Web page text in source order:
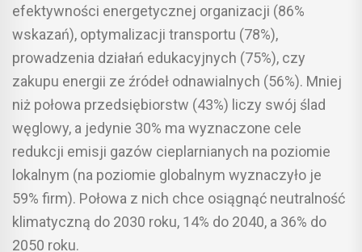
efektywności energetycznej organizacji (86%
wskazań), optymalizacji transportu (78%),
prowadzenia działań edukacyjnych (75%), czy
zakupu energii ze źródeł odnawialnych (56%). Mniej
niż połowa przedsiębiorstw (43%) liczy swój ślad
węglowy, a jedynie 30% ma wyznaczone cele
redukcji emisji gazów cieplarnianych na poziomie
lokalnym (na poziomie globalnym wyznaczyło je
59% firm). Połowa z nich chce osiągnąć neutralność
klimatyczną do 2030 roku, 14% do 2040, a 36% do
2050 roku.